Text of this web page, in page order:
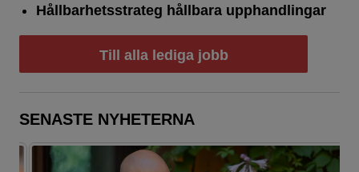
Hållbarhetsstrateg hållbara upphandlingar
Till alla lediga jobb
SENASTE NYHETERNA